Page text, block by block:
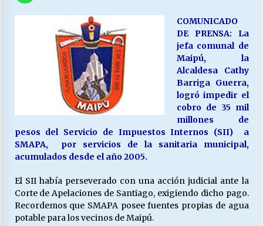
Escuela hospitalaria El Carmen de Maipu.
25/06/2026
¿Qué habrían dicho?
23/06/2026
VOLVER A SER ALTERNATIVA
16/06/2026
28/05/2026
COMUNICADO
DE PRENSA: La
jefa comunal de
Maipú, la
Alcaldesa Cathy
Barriga Guerra,
logró impedir el
cobro de 35 mil
millones de
pesos del Servicio de Impuestos Internos (SII) a
SMAPA, por servicios de la sanitaria municipal,
acumulados desde el año 2005.
El SII había perseverado con una acción judicial ante la
Corte de Apelaciones de Santiago, exigiendo dicho pago.
Recordemos que SMAPA posee fuentes propias de agua
potable para los vecinos de Maipú.